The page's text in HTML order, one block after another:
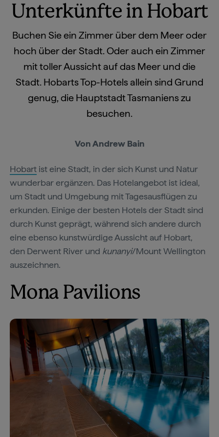
Unterkünfte in Hobart
Buchen Sie ein Zimmer über dem Meer oder
hoch über der Stadt. Oder auch ein Zimmer
mit toller Aussicht auf das Meer und die
Stadt. Hobarts Top-Hotels allein sind Grund
genug, die Hauptstadt Tasmaniens zu
besuchen.
Von Andrew Bain
Hobart ist eine Stadt, in der sich Kunst und Natur
wunderbar ergänzen. Das Hotelangebot ist ideal,
um Stadt und Umgebung mit Tagesausflügen zu
erkunden. Einige der besten Hotels der Stadt sind
durch Kunst geprägt, während sich andere durch
eine ebenso kunstwürdige Aussicht auf Hobart,
den Derwent River und kunanyi/Mount Wellington
auszeichnen.
Mona Pavilions